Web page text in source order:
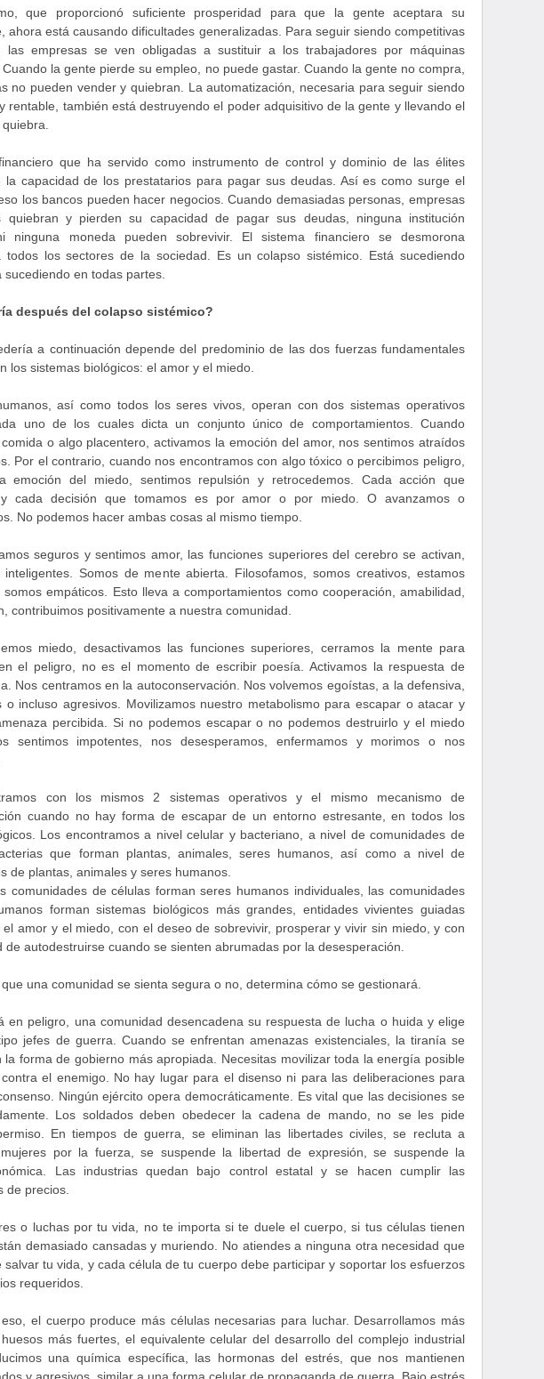
que proporcionó suficiente prosperidad para que la gente aceptara su
ahora está causando dificultades generalizadas. Para seguir siendo competitivas
las empresas se ven obligadas a sustituir a los trabajadores por máquinas
la gente pierde su empleo, no puede gastar. Cuando la gente no compra,
no pueden vender y quiebran. La automatización, necesaria para seguir siendo
rentable, también está destruyendo el poder adquisitivo de la gente y llevando el
que ha servido como instrumento de control y dominio de las élites
la capacidad de los prestatarios para pagar sus deudas. Así es como surge el
los bancos pueden hacer negocios. Cuando demasiadas personas, empresas
quiebran y pierden su capacidad de pagar sus deudas, ninguna institución
ninguna moneda pueden sobrevivir. El sistema financiero se desmorona
todos los sectores de la sociedad. Es un colapso sistémico. Está sucediendo
sucediendo en todas partes.
después del colapso sistémico?
a continuación depende del predominio de las dos fuerzas fundamentales
los sistemas biológicos: el amor y el miedo.
así como todos los seres vivos, operan con dos sistemas operativos
uno de los cuales dicta un conjunto único de comportamientos. Cuando
o algo placentero, activamos la emoción del amor, nos sentimos atraídos
Por el contrario, cuando nos encontramos con algo tóxico o percibimos peligro,
emoción del miedo, sentimos repulsión y retrocedemos. Cada acción que
y cada decisión que tomamos es por amor o por miedo. O avanzamos o
No podemos hacer ambas cosas al mismo tiempo.
seguros y sentimos amor, las funciones superiores del cerebro se activan,
Somos de mente abierta. Filosofamos, somos creativos, estamos
somos empáticos. Esto lleva a comportamientos como cooperación, amabilidad,
contribuimos positivamente a nuestra comunidad.
miedo, desactivamos las funciones superiores, cerramos la mente para
el peligro, no es el momento de escribir poesía. Activamos la respuesta de
Nos centramos en la autoconservación. Nos volvemos egoístas, a la defensiva,
o incluso agresivos. Movilizamos nuestro metabolismo para escapar o atacar y
percibida. Si no podemos escapar o no podemos destruirlo y el miedo
sentimos impotentes, nos desesperamos, enfermamos y morimos o nos
con los mismos 2 sistemas operativos y el mismo mecanismo de
cuando no hay forma de escapar de un entorno estresante, en todos los
Los encontramos a nivel celular y bacteriano, a nivel de comunidades de
que forman plantas, animales, seres humanos, así como a nivel de
de plantas, animales y seres humanos.
comunidades de células forman seres humanos individuales, las comunidades
forman sistemas biológicos más grandes, entidades vivientes guiadas
amor y el miedo, con el deseo de sobrevivir, prosperar y vivir sin miedo, y con
de autodestruirse cuando se sienten abrumadas por la desesperación.
una comunidad se sienta segura o no, determina cómo se gestionará.
en peligro, una comunidad desencadena su respuesta de lucha o huida y elige
jefes de guerra. Cuando se enfrentan amenazas existenciales, la tiranía se
la forma de gobierno más apropiada. Necesitas movilizar toda la energía posible
el enemigo. No hay lugar para el disenso ni para las deliberaciones para
Ningún ejército opera democráticamente. Es vital que las decisiones se
Los soldados deben obedecer la cadena de mando, no se les pide
En tiempos de guerra, se eliminan las libertades civiles, se recluta a
por la fuerza, se suspende la libertad de expresión, se suspende la
Las industrias quedan bajo control estatal y se hacen cumplir las
de precios.
o luchas por tu vida, no te importa si te duele el cuerpo, si tus células tienen
demasiado cansadas y muriendo. No atiendes a ninguna otra necesidad que
salvar tu vida, y cada célula de tu cuerpo debe participar y soportar los esfuerzos
requeridos.
el cuerpo produce más células necesarias para luchar. Desarrollamos más
más fuertes, el equivalente celular del desarrollo del complejo industrial
una química específica, las hormonas del estrés, que nos mantienen